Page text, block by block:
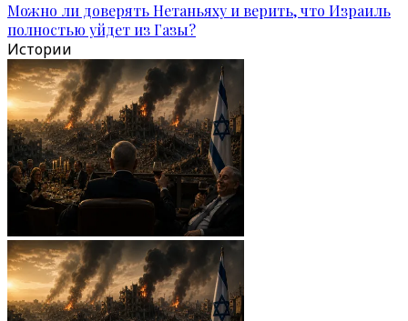
Можно ли доверять Нетаньяху и верить, что Израиль
полностью уйдет из Газы?
Истории